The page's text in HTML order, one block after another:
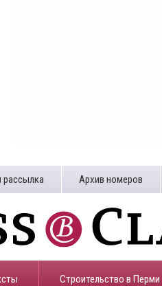
рассылка Архив номеров
Строительство в Перми